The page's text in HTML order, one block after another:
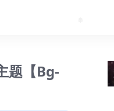
题【Bg-